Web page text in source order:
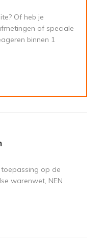
Of heb je
of speciale
binnen 1
op de
warenwet, NEN